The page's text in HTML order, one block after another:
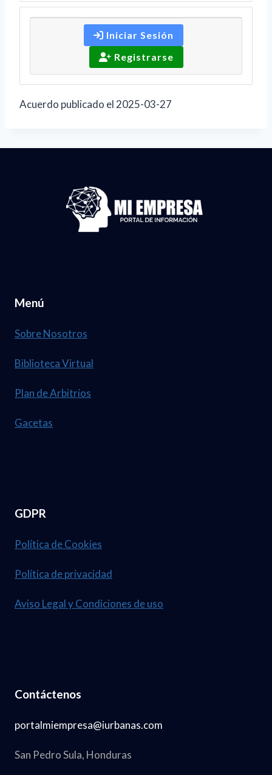
Iniciar Sesión
Registrarse
Acuerdo publicado el 2025-03-27
Menú
Sobre Nosotros
Biblioteca Virtual
Plan de Arbitrios
Gacetas
GDPR
Política de Cookies
Política de privacidad
Aviso Legal y Condiciones de uso
Contáctenos
portalmiempresa@iurbanas.com
San Pedro Sula, Honduras